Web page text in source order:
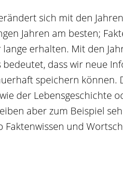
sich mit den
Jahren am besten;
erhalten. Mit den
bedeutet, dass wir neue
speichern können.
der Lebensgeschichte
aber zum Beispiel
Faktenwissen und